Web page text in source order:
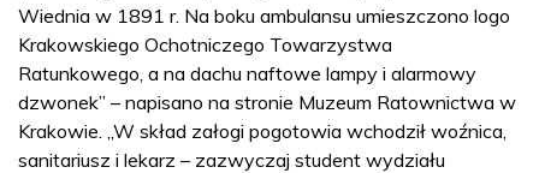
Wiednia w 1891 r. Na boku ambulansu umieszczono logo
Krakowskiego Ochotniczego Towarzystwa
Ratunkowego, a na dachu naftowe lampy i alarmowy
dzwonek” – napisano na stronie Muzeum Ratownictwa w
Krakowie. „W skład załogi pogotowia wchodził woźnica,
sanitariusz i lekarz – zazwyczaj student wydziału